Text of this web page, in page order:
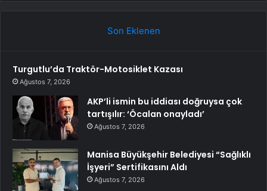
Son Eklenen
Turgutlu’da Traktör-Motosiklet Kazası
Ağustos 7, 2026
AKP’li ismin bu iddiası doğruysa çok
tartışılır: ‘Öcalan onayladı’
Ağustos 7, 2026
Manisa Büyükşehir Belediyesi “Sağlıklı
İşyeri” Sertifikasını Aldı
Ağustos 7, 2026